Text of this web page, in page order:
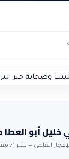
خليل أبو
العلمي — نشر 71 مقالاً.